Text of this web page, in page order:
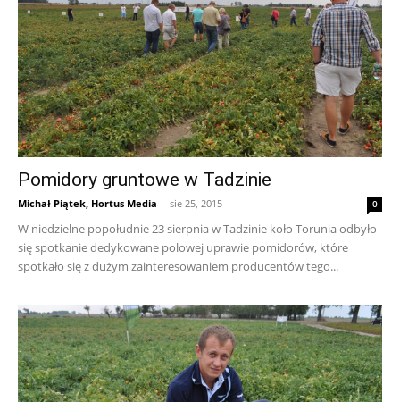
Pomidory gruntowe w Tadzinie
Michał Piątek, Hortus Media - sie 25, 2015 0
W niedzielne popołudnie 23 sierpnia w Tadzinie koło Torunia odbyło
się spotkanie dedykowane polowej uprawie pomidorów, które
spotkało się z dużym zainteresowaniem producentów tego...